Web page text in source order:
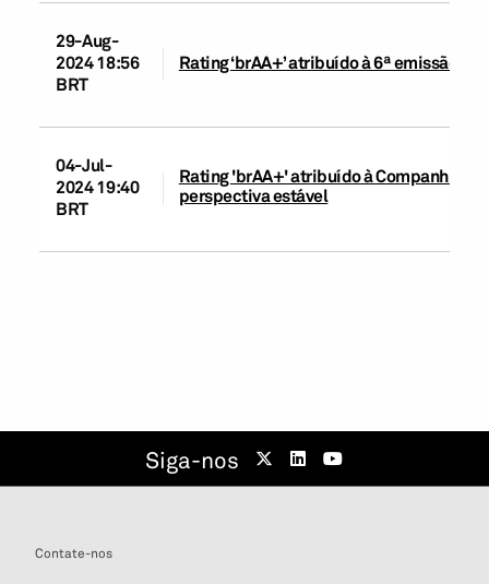
29-Aug-
2024 18:56
BRT
Rating ‘brAA+’ atribuído à 6ª emissão
04-Jul-
2024 19:40
BRT
Rating 'brAA+' atribuído à Companhia
perspectiva estável
Siga-nos
Contate-nos